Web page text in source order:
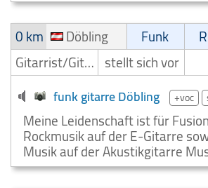
0 km
Döbling Funk
Gitarrist/Gitarrenspieler stellt sich vor
funk gitarre Döbling +voc
Meine Leidenschaft ist für
Rockmusik auf der E-Gitarre
Musik auf der Akustikgitarre